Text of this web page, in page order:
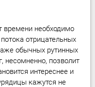
времени необходимо
отрицательных
обычных рутинных
несомненно, позволит
интереснее и
кажутся не